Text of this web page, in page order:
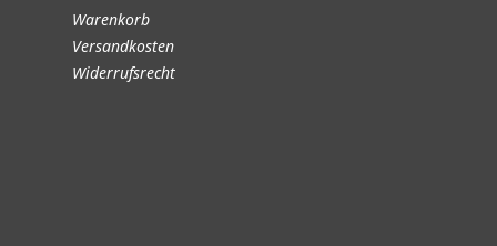
Warenkorb
Versandkosten
Widerrufsrecht